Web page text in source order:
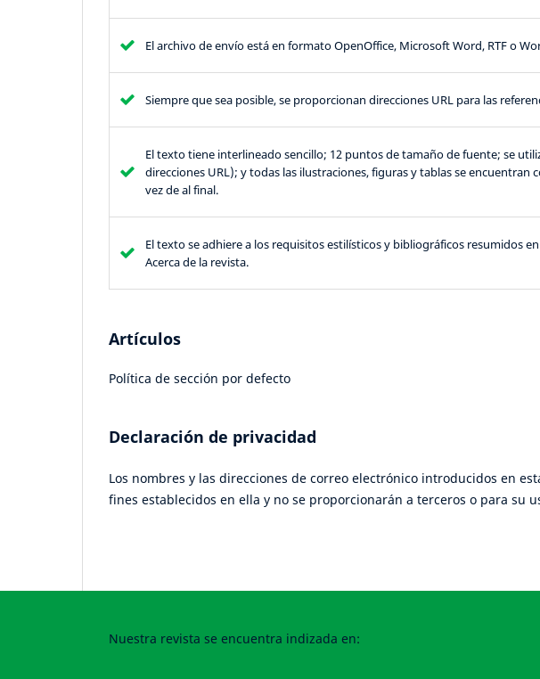
El archivo de envío está en formato OpenOffice, Microsoft Word, RTF o
Siempre que sea posible, se proporcionan direcciones URL para las
El texto tiene interlineado sencillo; 12 puntos de tamaño de fuente; se
direcciones URL); y todas las ilustraciones, figuras y tablas se encuentran
vez de al final.
El texto se adhiere a los requisitos estilísticos y bibliográficos resumidos
Acerca de la revista.
Artículos
Política de sección por defecto
Declaración de privacidad
Los nombres y las direcciones de correo electrónico introducidos en
fines establecidos en ella y no se proporcionarán a terceros o para su
Nuestra revista se encuentra indizada en: